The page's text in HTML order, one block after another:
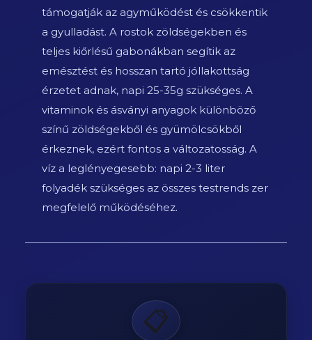
támogatják az agyműködést és csökkentik
a gyulladást. A rostok zöldségekben és
teljes kiőrlésű gabonákban segítik az
emésztést és hosszan tartó jóllakottság
érzetet adnak, napi 25-35g szükséges. A
vitaminok és ásványi anyagok különböző
színű zöldségekből és gyümölcsökből
érkeznek, ezért fontos a változatosság. A
víz a leglényegesebb: napi 2-3 liter
folyadék szükséges az összes testrends zer
megfelelő működéséhez.
📋